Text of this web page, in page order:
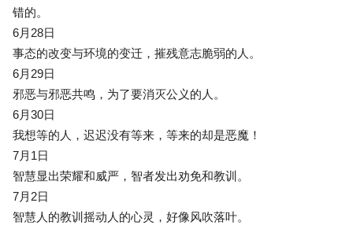
错的。
6月28日
事态的改变与环境的变迁，摧残意志脆弱的人。
6月29日
邪恶与邪恶共鸣，为了要消灭公义的人。
6月30日
我想等的人，迟迟没有等来，等来的却是恶魔！
7月1日
智慧显出荣耀和威严，智者发出劝免和教训。
7月2日
智慧人的教训摇动人的心灵，好像风吹落叶。